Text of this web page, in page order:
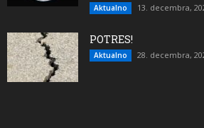
Aktualno 13. decembra,
POTRES!
Aktualno 28. decembra,